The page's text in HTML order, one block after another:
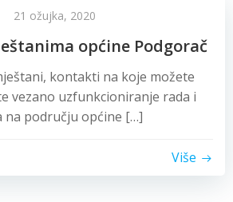
21 ožujka, 2020
općine Podgorač
kontakti na koje možete
vezano uzfunkcioniranje rada i
na području općine […]
Više